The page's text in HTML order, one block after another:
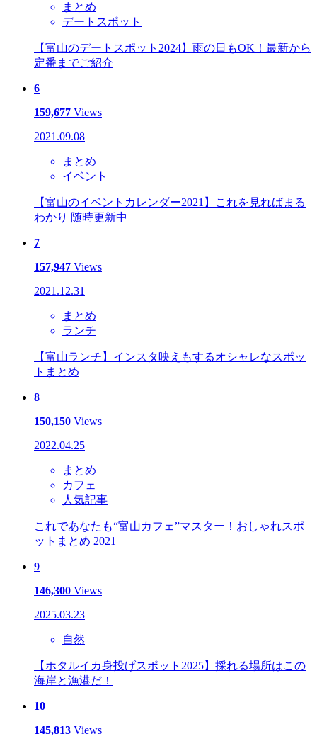
まとめ
デートスポット
【富山のデートスポット2024】雨の日もOK！最新から
定番までご紹介
6
159,677 Views
2021.09.08
まとめ
イベント
【富山のイベントカレンダー2021】これを見ればまる
わかり 随時更新中
7
157,947 Views
2021.12.31
まとめ
ランチ
【富山ランチ】インスタ映えもするオシャレなスポッ
トまとめ
8
150,150 Views
2022.04.25
まとめ
カフェ
人気記事
これであなたも“富山カフェ”マスター！おしゃれスポ
ットまとめ 2021
9
146,300 Views
2025.03.23
自然
【ホタルイカ身投げスポット2025】採れる場所はこの
海岸と漁港だ！
10
145,813 Views